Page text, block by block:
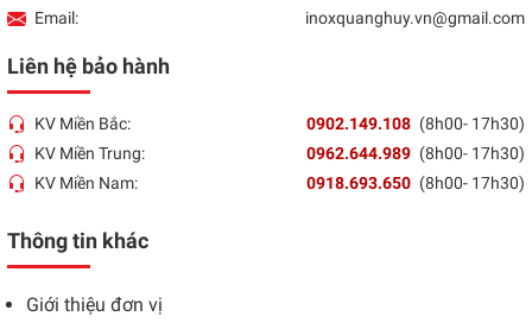
Email:
inoxquanghuy.vn@gmail.com
Liên hệ bảo hành
KV Miền Bắc: 0902.149.108 (8h00- 17h30)
KV Miền Trung:
0962.644.989 (8h00- 17h30)
KV Miền Nam:
0918.693.650 (8h00- 17h30)
Thông tin khác
Giới thiệu đơn vị